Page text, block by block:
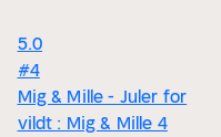
5.0
#4
Mig & Mille - Juler for
vildt : Mig & Mille 4